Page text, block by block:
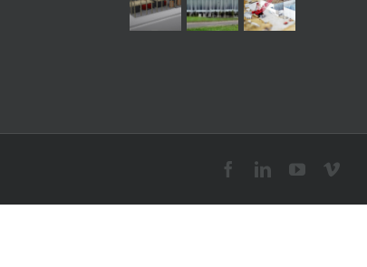
FacebookLinkedInYouTube